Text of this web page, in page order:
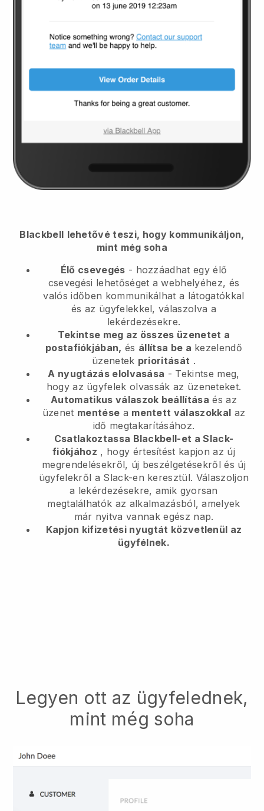
Blackbell lehetővé teszi, hogy kommunikáljon,
mint még soha
Élő csevegés - hozzáadhat egy élő
csevegési lehetőséget a webhelyéhez, és
valós időben kommunikálhat a látogatókkal
és az ügyfelekkel, válaszolva a
lekérdezésekre.
Tekintse meg az összes üzenetet a
postafiókjában, és állítsa be a kezelendő
üzenetek prioritását .
A nyugtázás elolvasása - Tekintse meg,
hogy az ügyfelek olvassák az üzeneteket.
Automatikus válaszok beállítása és az
üzenet mentése a mentett válaszokkal az
idő megtakarításához.
Csatlakoztassa Blackbell-et a Slack-
fiókjához , hogy értesítést kapjon az új
megrendelésekről, új beszélgetésekről és új
ügyfelekről a Slack-en keresztül. Válaszoljon
a lekérdezésekre, amik gyorsan
megtalálhatók az alkalmazásból, amelyek
már nyitva vannak egész nap.
Kapjon kifizetési nyugtát közvetlenül az
ügyfélnek.
Legyen ott az ügyfelednek,
mint még soha